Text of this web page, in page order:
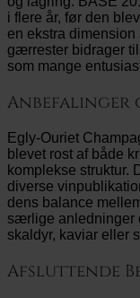
i flere år, før den
en ekstra
gærrester bidrager
som mange
Anbefalinger
Egly-Ouriet
blevet rost af både
komplekse struktur.
diverse
dens balance
særlige anledninger
skaldyr, kaviar eller
Afsluttende